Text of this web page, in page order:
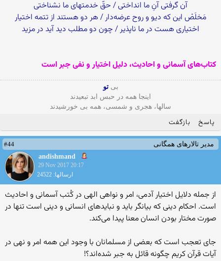
آن گرفتى آنِ ما انداختى / حقّ خدمتهاى ما نشناختى‏
مَخلَصْ این که دیو و روح عرضه‌‏دار / هر دو هستند از تتمه اختیار
اختیارى هست در ما ناپذیر / چون دو مطلب دید آید در مزید
کتاب‌های آسمانی و احادیث، دلیل اختیار و نفی جبر است‏
بی تو
اینجا همه در حبس ابد تبعیدند
سالها، هجری و شمسی، همه بی خورشیدند
پاسخ بازگفت
مدیر تالارهای همگانی
#44
andishmand
29 Nov 2017 20:17
ارسالها: 24522
از جمله دلایل اختیار آدمى، امر و نواهى الهى در کُتب آسمانى و احادیث
است. احکام دینى که بیانگر باید و نباید‌هاى انسانى و دینى است تنها در
صورت مختار بودن انسان معنا پیدا مى‌‏کند.
جاى تعجب است که بعضى از مسلمانان با وجود این همه امر و نهى در
آیات قرآن کریم چگونه قائل به جبر شده‌‏اند؟!